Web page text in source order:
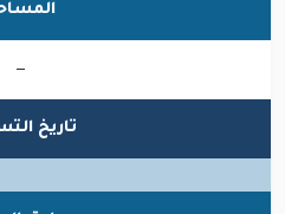
—
تاريخ